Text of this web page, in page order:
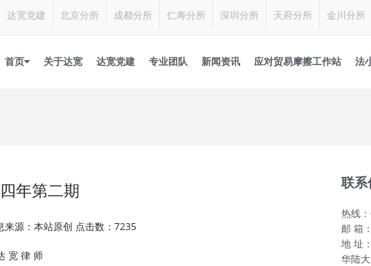
达宽党建 北京分所 成都分所 仁寿分所 深圳分所 天府分所 金川分所
首页 关于达宽 达宽党建 专业团队 新闻资讯 应对贸易摩擦工作站 法
年第二期
来源：本站原创 点击数：7235
宽 律 师
联系
热线
邮 箱
地 址
华陆